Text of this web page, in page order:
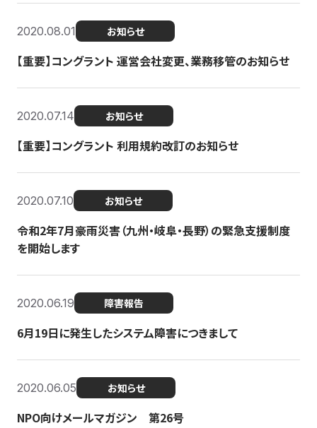
2020.08.01 お知らせ
【重要】コングラント 運営会社変更、業務移管のお知らせ
2020.07.14 お知らせ
【重要】コングラント 利用規約改訂のお知らせ
2020.07.10 お知らせ
令和2年7月豪雨災害（九州・岐阜・長野）の緊急支援制度
を開始します
2020.06.19 障害報告
6月19日に発生したシステム障害につきまして
2020.06.05 お知らせ
NPO向けメールマガジン 第26号